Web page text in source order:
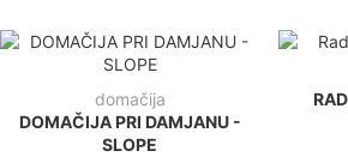
domačija
DOMAČIJA PRI DAMJANU -
SLOPE